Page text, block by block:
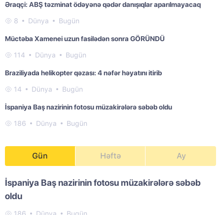
Əraqçi: ABŞ təzminat ödəyənə qədər danışıqlar aparılmayacaq
8 Dünya Bugün
Müctəba Xamenei uzun fasilədən sonra GÖRÜNDÜ
114 Dünya Bugün
Braziliyada helikopter qəzası: 4 nəfər həyatını itirib
14 Dünya Bugün
İspaniya Baş nazirinin fotosu müzakirələrə səbəb oldu
186 Dünya Bugün
Gün Həftə Ay
İspaniya Baş nazirinin fotosu müzakirələrə səbəb
oldu